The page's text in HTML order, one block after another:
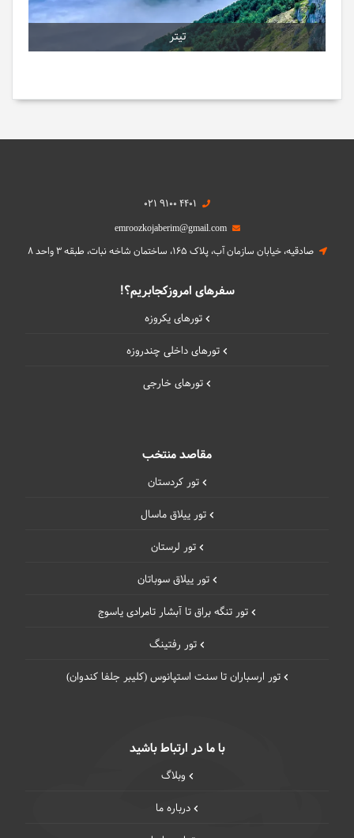
تیتر
021 9100 4401
emroozkojaberim@gmail.com
صادقیه، خیابان سازمان آب، پلاک 165، ساختمان شاخه نبات، طبقه 3 واحد 8
سفرهای امروزکجابریم؟!
تورهای یکروزه
تورهای داخلی چند‌روزه
تورهای خارجی
مقاصد منتخب
تور کردستان
تور ییلاق ماسال
تور لرستان
تور ییلاق سوباتان
تور تنگه براق تا آبشار تامرادی یاسوج
تور رفتینگ
تور ارسباران تا سنت استپانوس (کلیبر جلفا کندوان)
با ما در ارتباط باشید
وبلاگ
درباره ما